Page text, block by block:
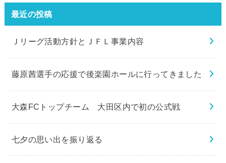
最近の投稿
Ｊリーグ活動方針とＪＦＬ事業内容
藤原茜選手の応援で後楽園ホールに行ってきました
大森FCトップチーム 大田区内で初の公式戦
七夕の思い出を振り返る